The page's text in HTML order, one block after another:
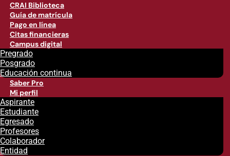
CRAI Biblioteca
Guía de matrícula
Pago en línea
Citas financieras
Campus digital
Pregrado
Posgrado
Educación continua
Saber Pro
Mi perfil
Aspirante
Estudiante
Egresado
Profesores
Colaborador
Entidad